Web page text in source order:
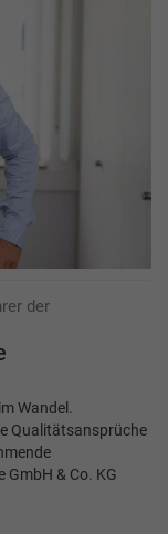
der
Wandel.
Qualitätsansprüche
GmbH & Co. KG